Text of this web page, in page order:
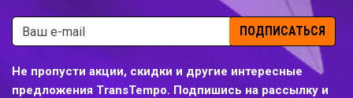
ПОДПИСАТЬСЯ
Не пропусти акции, скидки и другие интересные
предложения TransTempo. Подпишись на рассылку и